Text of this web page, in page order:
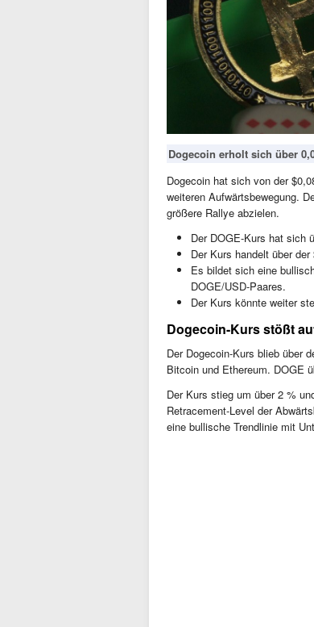
Dogecoin erholt sich über
Dogecoin hat sich von der
weiteren Aufwärtsbewegung.
größere Rallye abzielen.
Der DOGE-Kurs hat sich
Der Kurs handelt über
Es bildet sich eine
DOGE/USD-Paares.
Der Kurs könnte weiter
Dogecoin-Kurs stößt
Der Dogecoin-Kurs blieb über
Bitcoin und Ethereum. DOGE
Der Kurs stieg um über 2 %
Retracement-Level der
eine bullische Trendlinie mit